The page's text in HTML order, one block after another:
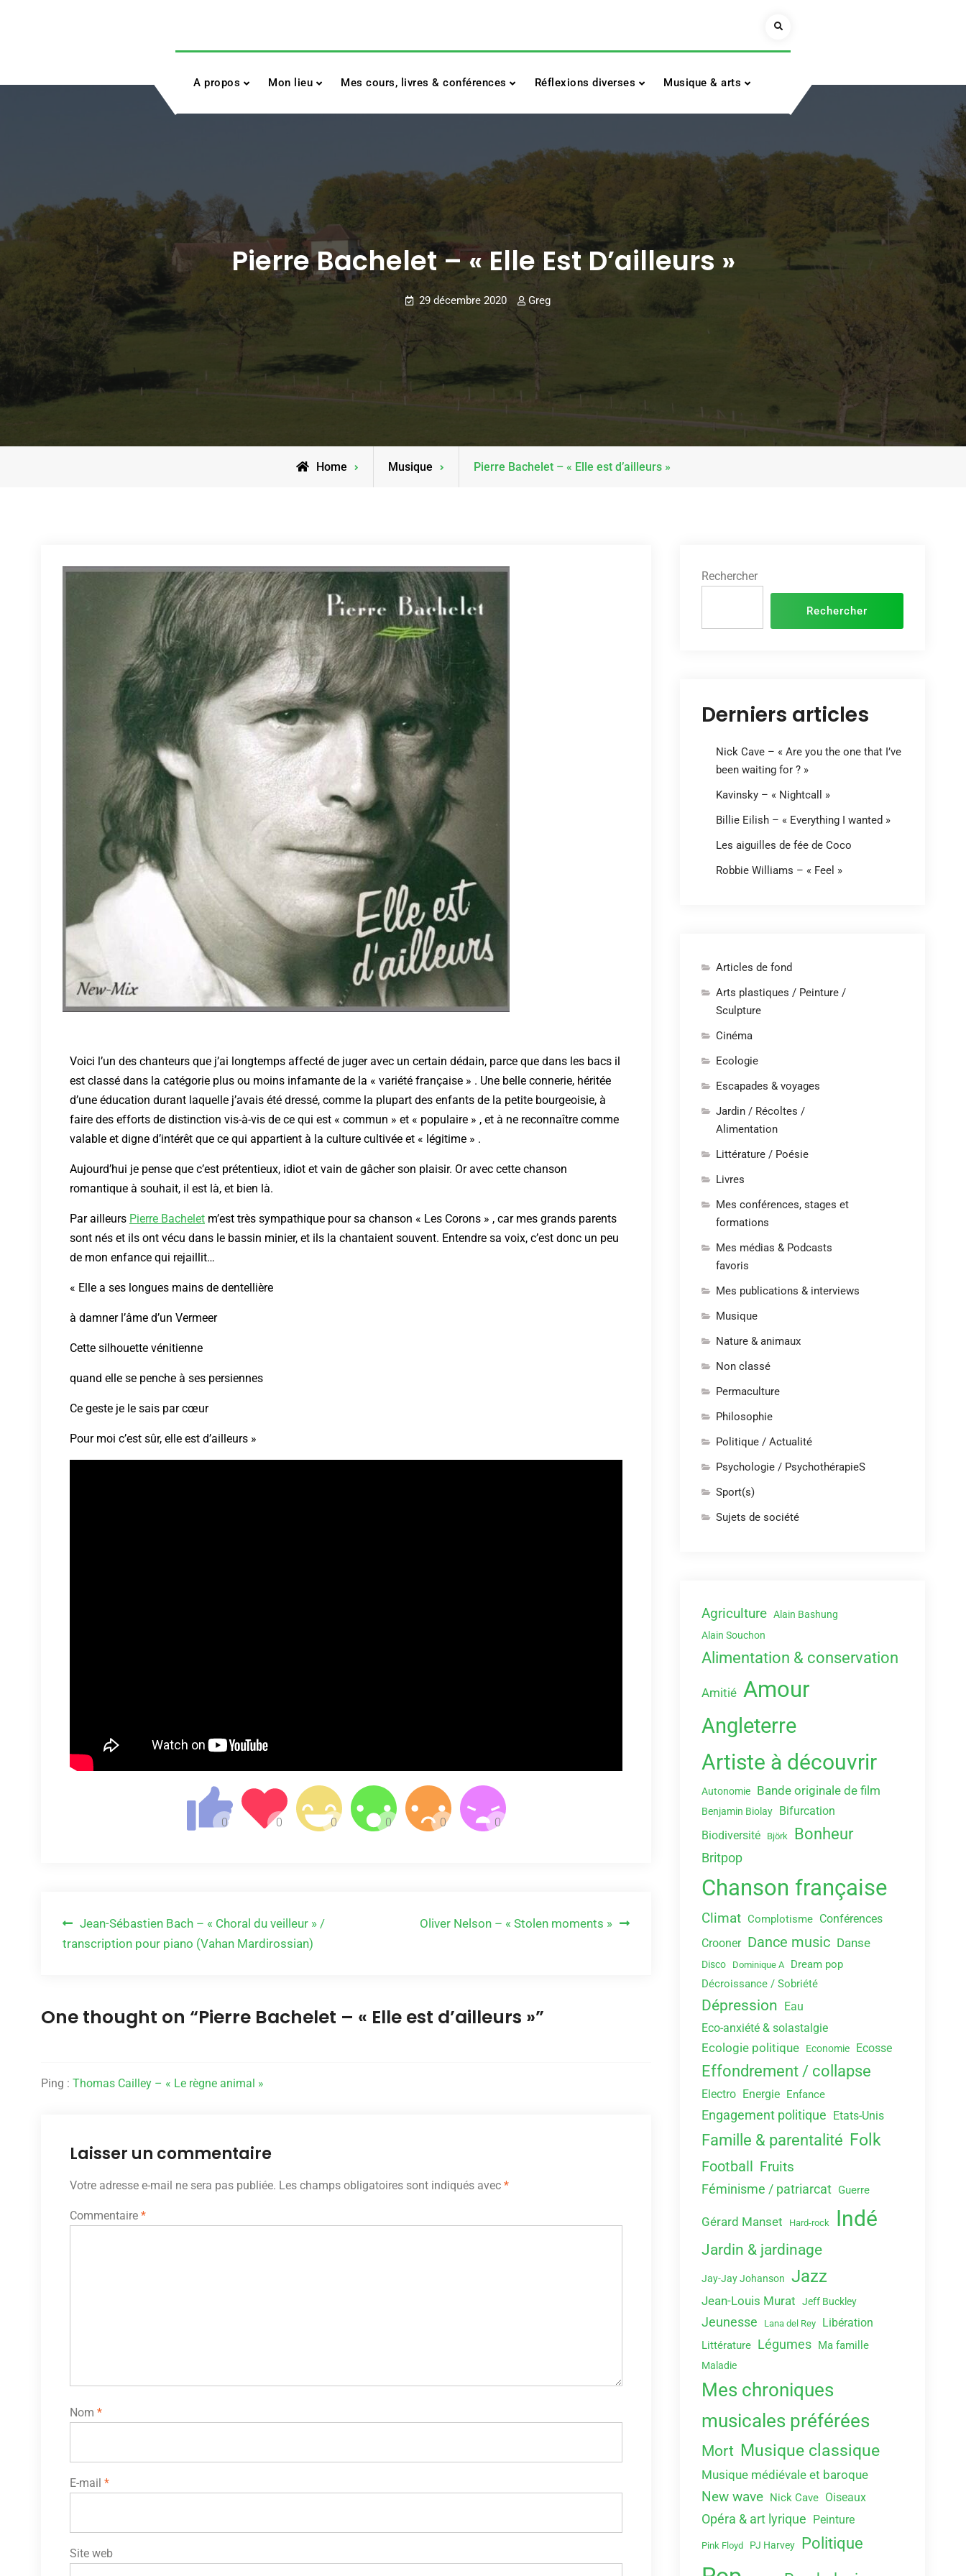
Search
A propos Mon lieu Mes cours, livres & conférences Réflexions diverses Musique & arts
Pierre Bachelet – « Elle Est D’ailleurs »
29 décembre 2020 Greg
Home Musique Pierre Bachelet – « Elle est d’ailleurs »
Voici l’un des chanteurs que j’ai longtemps affecté de juger avec un certain dédain, parce que dans les bacs il
est classé dans la catégorie plus ou moins infamante de la « variété française » . Une belle connerie, héritée
d’une éducation durant laquelle j’avais été dressé, comme la plupart des enfants de la petite bourgeoisie, à
faire des efforts de distinction vis-à-vis de ce qui est « commun » et « populaire » , et à ne reconnaître comme
valable et digne d’intérêt que ce qui appartient à la culture cultivée et « légitime » .
Aujourd’hui je pense que c’est prétentieux, idiot et vain de gâcher son plaisir. Or avec cette chanson
romantique à souhait, il est là, et bien là.
Par ailleurs Pierre Bachelet m’est très sympathique pour sa chanson « Les Corons » , car mes grands parents
sont nés et ils ont vécu dans le bassin minier, et ils la chantaient souvent. Entendre sa voix, c’est donc un peu
de mon enfance qui rejaillit…
« Elle a ses longues mains de dentellière
à damner l’âme d’un Vermeer
Cette silhouette vénitienne
quand elle se penche à ses persiennes
Ce geste je le sais par cœur
Pour moi c’est sûr, elle est d’ailleurs »
Navigation
de
Jean-Sébastien Bach – « Choral du veilleur » /
transcription pour piano (Vahan Mardirossian)
Oliver Nelson – « Stolen moments »
One thought on “Pierre Bachelet – « Elle est d’ailleurs »”
Ping : Thomas Cailley – « Le règne animal »
Laisser un commentaire
Votre adresse e-mail ne sera pas publiée. Les champs obligatoires sont indiqués avec *
Commentaire *
Nom *
E-mail *
Site web
Rechercher
Rechercher
Derniers articles
Nick Cave – « Are you the one that I’ve
been waiting for ? »
Kavinsky – « Nightcall »
Billie Eilish – « Everything I wanted »
Les aiguilles de fée de Coco
Robbie Williams – « Feel »
Articles de fond
Arts plastiques / Peinture /
Sculpture
Cinéma
Ecologie
Escapades & voyages
Jardin / Récoltes /
Alimentation
Littérature / Poésie
Livres
Mes conférences, stages et
formations
Mes médias & Podcasts
favoris
Mes publications & interviews
Musique
Nature & animaux
Non classé
Permaculture
Philosophie
Politique / Actualité
Psychologie / PsychothérapieS
Sport(s)
Sujets de société
Agriculture Alain Bashung
Alain Souchon
Alimentation & conservation
Amitié Amour
Angleterre
Artiste à découvrir
Autonomie Bande originale de film
Benjamin Biolay
Bifurcation
Biodiversité
Björk Bonheur
Britpop
Chanson française
Climat Complotisme Conférences
Crooner Dance music Danse
Disco Dominique A
Dream pop
Décroissance / Sobriété
Dépression Eau
Eco-anxiété & solastalgie
Ecologie politique Economie Ecosse
Effondrement / collapse
Electro Energie Enfance
Engagement politique Etats-Unis
Famille & parentalité Folk
Football Fruits
Féminisme / patriarcat Guerre
Gérard Manset Hard-rock Indé
Jardin & jardinage
Jay-Jay Johanson Jazz
Jean-Louis Murat Jeff Buckley
Jeunesse Lana del Rey Libération
Littérature Légumes Ma famille
Maladie
Mes chroniques
musicales préférées
Mort Musique classique
Musique médiévale et baroque
New wave Nick Cave Oiseaux
Opéra & art lyrique Peinture
Pink Floyd PJ Harvey Politique